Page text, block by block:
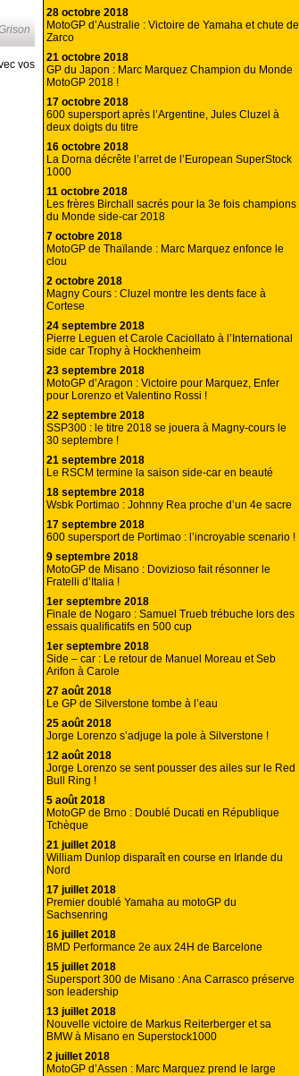
vos
28 octobre 2018
MotoGP d’Australie : Victoire de Yamaha et chute de
Zarco
21 octobre 2018
GP du Japon : Marc Marquez Champion du Monde
MotoGP 2018 !
17 octobre 2018
600 supersport après l’Argentine, Jules Cluzel à
deux doigts du titre
16 octobre 2018
La Dorna décrête l’arret de l’European SuperStock
1000
11 octobre 2018
Les frères Birchall sacrés pour la 3e fois champions
du Monde side-car 2018
7 octobre 2018
MotoGP de Thaïlande : Marc Marquez enfonce le
clou
2 octobre 2018
Magny Cours : Cluzel montre les dents face à
Cortese
24 septembre 2018
Pierre Leguen et Carole Caciollato à l’International
side car Trophy à Hockhenheim
23 septembre 2018
MotoGP d’Aragon : Victoire pour Marquez, Enfer
pour Lorenzo et Valentino Rossi !
22 septembre 2018
SSP300 : le titre 2018 se jouera à Magny-cours le
30 septembre !
21 septembre 2018
Le RSCM termine la saison side-car en beauté
18 septembre 2018
Wsbk Portimao : Johnny Rea proche d’un 4e sacre
17 septembre 2018
600 supersport de Portimao : l’incroyable scenario !
9 septembre 2018
MotoGP de Misano : Dovizioso fait résonner le
Fratelli d’Italia !
1er septembre 2018
Finale de Nogaro : Samuel Trueb trébuche lors des
essais qualificatifs en 500 cup
1er septembre 2018
Side – car : Le retour de Manuel Moreau et Seb
Arifon à Carole
27 août 2018
Le GP de Silverstone tombe à l’eau
25 août 2018
Jorge Lorenzo s’adjuge la pole à Silverstone !
12 août 2018
Jorge Lorenzo se sent pousser des ailes sur le Red
Bull Ring !
5 août 2018
MotoGP de Brno : Doublé Ducati en République
Tchèque
21 juillet 2018
William Dunlop disparaît en course en Irlande du
Nord
17 juillet 2018
Premier doublé Yamaha au motoGP du
Sachsenring
16 juillet 2018
BMD Performance 2e aux 24H de Barcelone
15 juillet 2018
Supersport 300 de Misano : Ana Carrasco préserve
son leadership
13 juillet 2018
Nouvelle victoire de Markus Reiterberger et sa
BMW à Misano en Superstock1000
2 juillet 2018
MotoGP d’Assen : Marc Marquez prend le large